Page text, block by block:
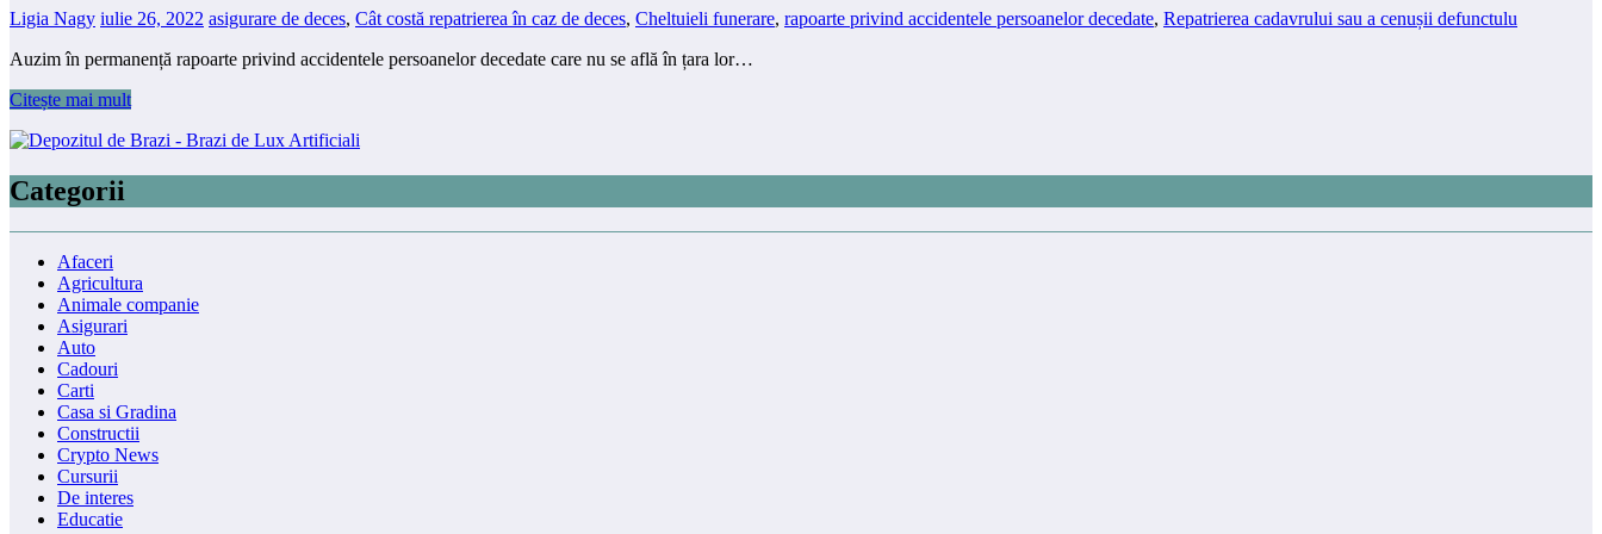
Ligia Nagy iulie 26, 2022 asigurare de deces, Cât costă repatrierea în caz de deces, Cheltuieli funerare, rapoarte privind accidentele persoanelor decedate, Repatrierea cadavrului sau a cenușii defunctulu
Auzim în permanență rapoarte privind accidentele persoanelor decedate care nu se află în țara lor…
Citește mai mult
Categorii
Afaceri
Agricultura
Animale companie
Asigurari
Auto
Cadouri
Carti
Casa si Gradina
Constructii
Crypto News
Cursurii
De interes
Educatie